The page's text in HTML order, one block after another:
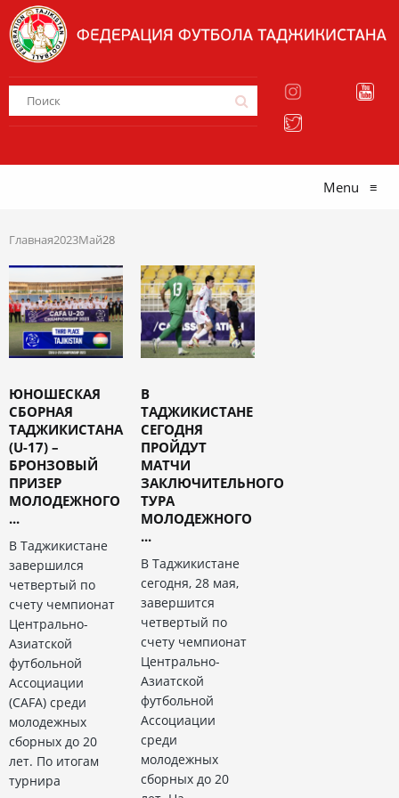
Menu ≡
Главная2023Май28
ЮНОШЕСКАЯ
СБОРНАЯ
ТАДЖИКИСТАНА
(U-17) –
БРОНЗОВЫЙ
ПРИЗЕР
МОЛОДЕЖНОГО
...
В Таджикистане
завершился
четвертый по
счету чемпионат
Центрально-
Азиатской
футбольной
Ассоциации
(CAFA) среди
молодежных
сборных до 20
лет. По итогам
турнира
В
ТАДЖИКИСТАНЕ
СЕГОДНЯ
ПРОЙДУТ
МАТЧИ
ЗАКЛЮЧИТЕЛЬНОГО
ТУРА
МОЛОДЕЖНОГО
...
В Таджикистане
сегодня, 28 мая,
завершится
четвертый по
счету чемпионат
Центрально-
Азиатской
футбольной
Ассоциации
среди
молодежных
сборных до 20